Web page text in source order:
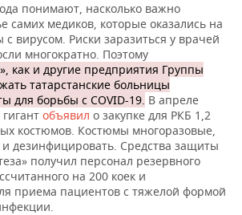
понимают, насколько важно
самих медиков, которые оказались на
вирусом. Риски заразиться у врачей
многократно. Поэтому
как и другие предприятия Группы
татарстанские больницы
для борьбы с COVID-19. В апреле
объявил о закупке для РКБ 1,2
костюмов. Костюмы многоразовые,
дезинфицировать. Средства защиты
получил персонал резервного
на 200 коек и
приема пациентов с тяжелой формой